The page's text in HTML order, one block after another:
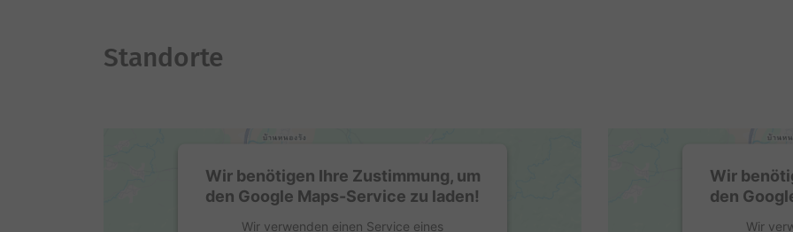
Standorte
Wir benötigen Ihre Zustimmung, um
den Google Maps-Service zu laden!
Wir verwenden einen Service eines
Wir
den
Wir